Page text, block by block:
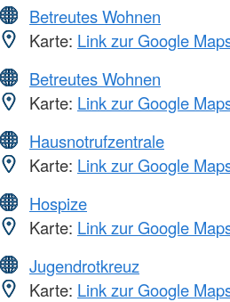
Betreutes Wohnen
Karte: Link zur Google
Betreutes Wohnen
Karte: Link zur Google
Hausnotrufzentrale
Karte: Link zur Google
Hospize
Karte: Link zur Google
Jugendrotkreuz
Karte: Link zur Google